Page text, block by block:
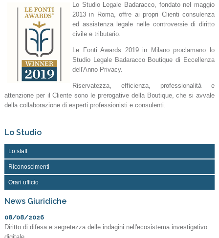
Lo Studio Legale Badaracco, fondato nel maggio
2013 in Roma, offre ai propri Clienti consulenza
ed assistenza legale nelle controversie di diritto
civile e tributario.
Le Fonti Awards 2019 in Milano proclamano lo
Studio Legale Badaracco Boutique di Eccellenza
dell'Anno Privacy.
Riservatezza, efficienza, professionalità e
attenzione per il Cliente sono le prerogative della Boutique, che si avvale
della collaborazione di esperti professionisti e consulenti.
Lo Studio
Lo staff
Riconoscimenti
Orari ufficio
News Giuridiche
08/08/2026
Diritto di difesa e segretezza delle indagini nell'ecosistema investigativo